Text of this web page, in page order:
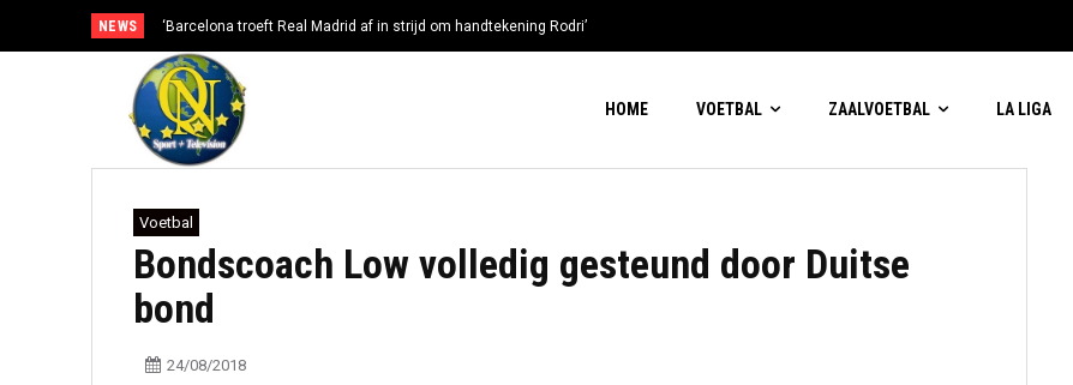
NEWS ‘Barcelona troeft Real Madrid af in strijd om handtekening Rodri’
HOME VOETBAL ZAALVOETBAL LA LIGA
Voetbal
Bondscoach Low volledig gesteund door Duitse
bond
24/08/2018